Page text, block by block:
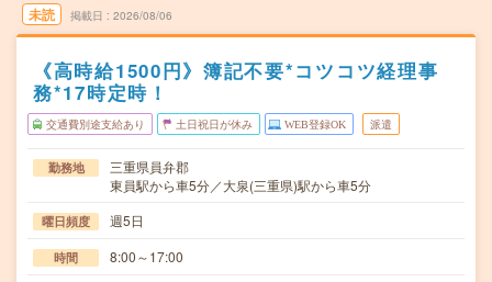
未読 掲載日 2026/08/06
《高時給1500円》簿記不要*コツコツ経理事
務*17時定時！
交通費別途支給あり 土日祝日が休み WEB登録OK 派遣
勤務地
三重県員弁郡
東員駅から車5分／大泉(三重県)駅から車5分
曜日頻度 週5日
時間 8:00～17:00